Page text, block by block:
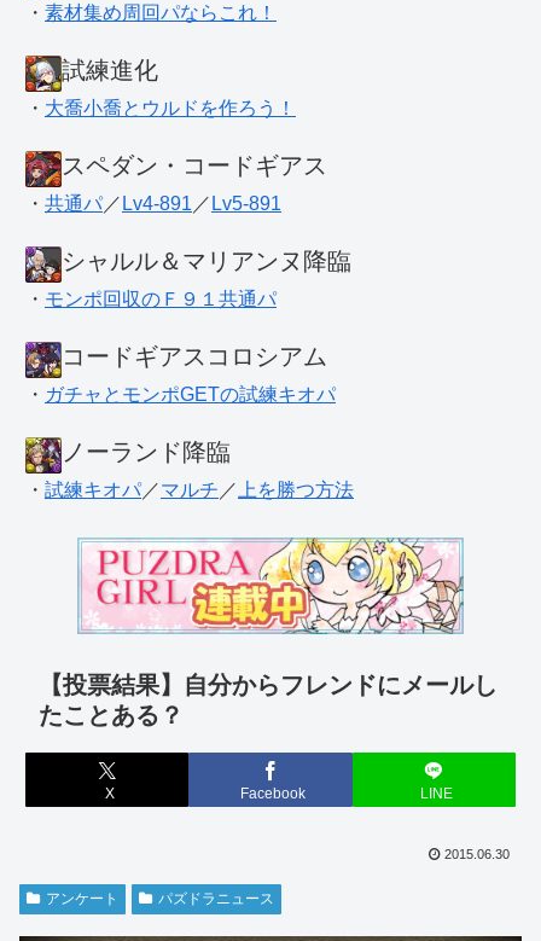
・ 素材集め周回パならこれ！
試練進化
・ 大喬小喬とウルドを作ろう！
スペダン・コードギアス
・ 共通パ ／ Lv4-891 ／ Lv5-891
シャルル＆マリアンヌ降臨
・ モンポ回収のＦ９１共通パ
コードギアスコロシアム
・ ガチャとモンポGETの試練キオパ
ノーランド降臨
・ 試練キオパ ／マルチ ／ 上を勝つ方法
【投票結果】自分からフレンドにメールし
たことある？
X Facebook LINE
2015.06.30
アンケート パズドラニュース